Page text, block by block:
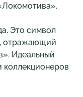
Это символ
отражающий
Идеальный
коллекционеров